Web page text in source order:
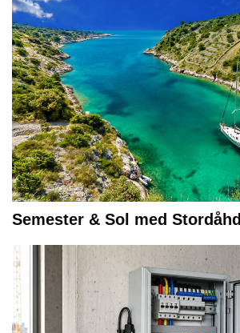
Semester & Sol med Stordåhd